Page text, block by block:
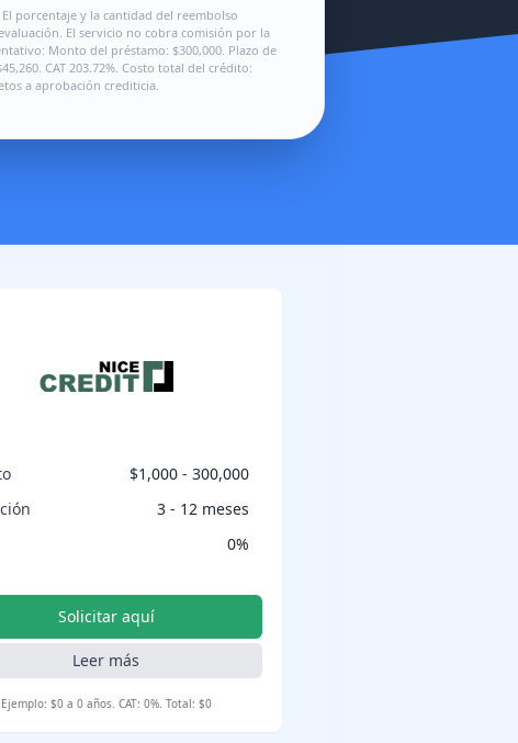
porcentaje y la cantidad del reembolso
El servicio no cobra comisión por la
Monto del préstamo: $300,000. Plazo de
CAT 203.72%. Costo total del crédito:
a aprobación crediticia.
$1,000 - 300,000
3 - 12 meses
0%
Leer más
Solicitar aquí
Ejemplo: $0 a 0 años. CAT: 0%. Total: $0